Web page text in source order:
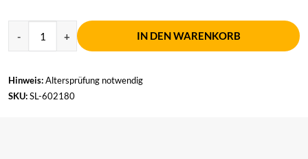
IN DEN WARENKORB
Hinweis:Altersprüfung notwendig
SKU:SL-602180